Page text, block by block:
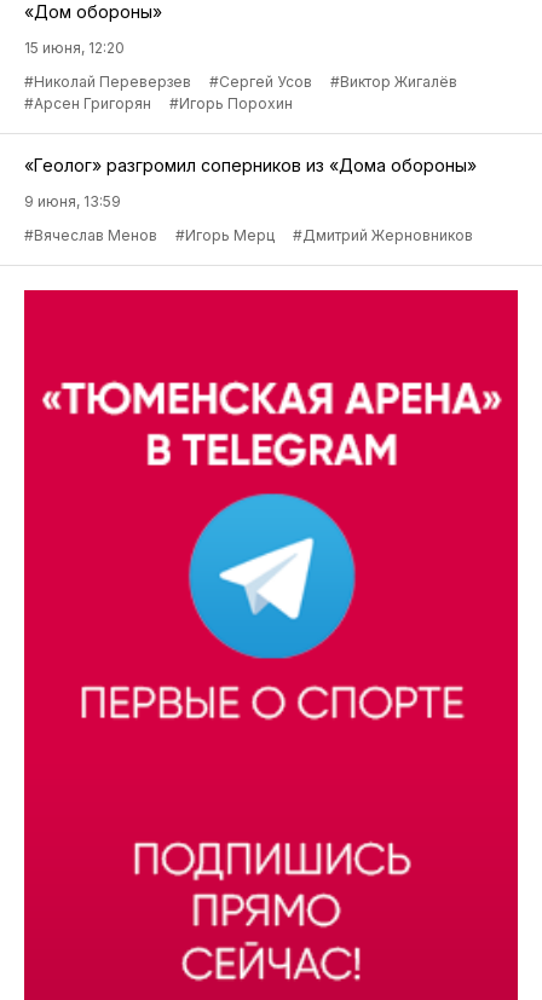
«Дом обороны»
15 июня, 12:20
#Николай Переверзев
#Сергей Усов
#Виктор Жигалёв
#Арсен Григорян
#Игорь Порохин
«Геолог» разгромил соперников из «Дома обороны»
9 июня, 13:59
#Вячеслав Менов
#Игорь Мерц #Дмитрий Жерновников